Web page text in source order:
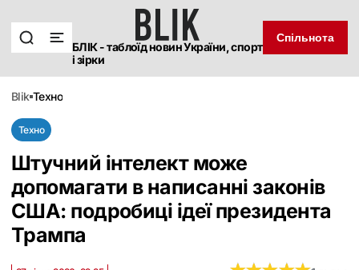
БЛІК - таблоїд новин України, спорт
і зірки
Спільнота
blik техно
Техно
Штучний інтелект може
допомагати в написанні законів
США: подробиці ідеї президента
Трампа